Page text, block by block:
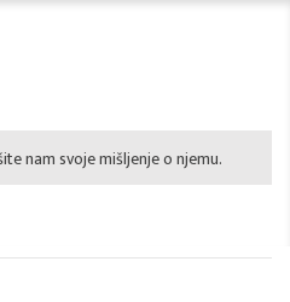
nam svoje mišljenje o njemu.